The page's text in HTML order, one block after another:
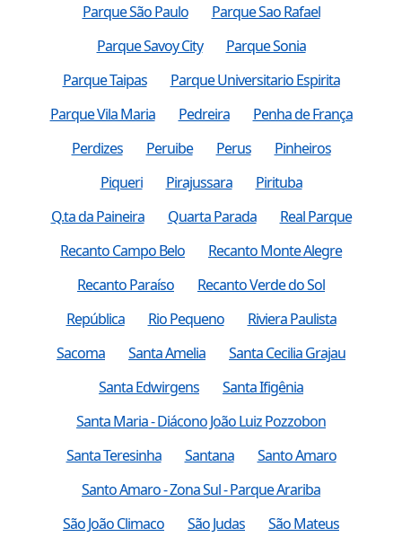
Parque São Paulo
Parque Sao Rafael
Parque Savoy City
Parque Sonia
Parque Taipas
Parque Universitario Espirita
Parque Vila Maria
Pedreira
Penha de França
Perdizes
Peruibe Perus
Pinheiros
Piqueri
Pirajussara
Pirituba
Q.ta da Paineira
Quarta Parada
Real Parque
Recanto Campo Belo
Recanto Monte Alegre
Recanto Paraíso
Recanto Verde do Sol
República
Rio Pequeno
Riviera Paulista
Sacoma
Santa Amelia
Santa Cecilia Grajau
Santa Edwirgens
Santa Ifigênia
Santa Maria - Diácono João Luiz Pozzobon
Santa Teresinha
Santana
Santo Amaro
Santo Amaro - Zona Sul - Parque Arariba
São João Climaco
São Judas
São Mateus